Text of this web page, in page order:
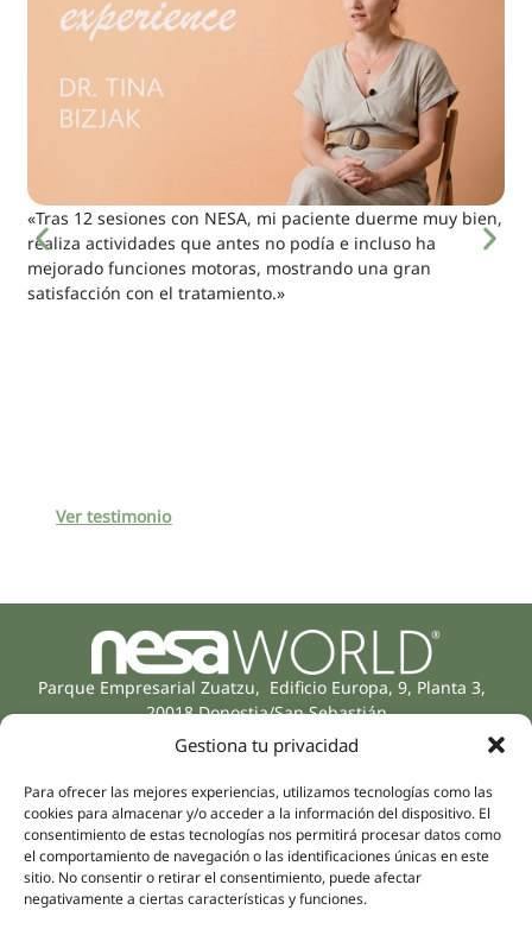
Gestiona tu privacidad
Para ofrecer las mejores experiencias, utilizamos tecnologías como las
cookies para almacenar y/o acceder a la información del dispositivo. El
consentimiento de estas tecnologías nos permitirá procesar datos como
el comportamiento de navegación o las identificaciones únicas en este
sitio. No consentir o retirar el consentimiento, puede afectar
negativamente a ciertas características y funciones.
«Tras 12 sesiones con NESA, mi paciente duerme muy bien,
realiza actividades que antes no podía e incluso ha
mejorado funciones motoras, mostrando una gran
satisfacción con el tratamiento.»
Ver testimonio
Parque Empresarial Zuatzu, Edificio Europa, 9, Planta 3,
20018 Donostia/San Sebastián
(Gipuzkoa)
Rehabilitación
Salud íntima
Sports
Salud mental
Neurología y dolor
Compañía
Sobre nosotros
Equipo humano
Distribuidores
Partnerships